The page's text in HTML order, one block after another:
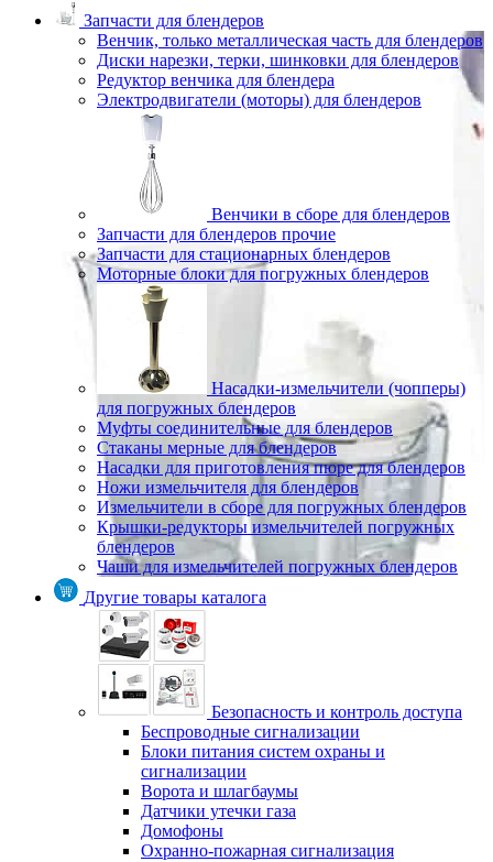
Запчасти для блендеров
Венчик, только металлическая часть для блендеров
Диски нарезки, терки, шинковки для блендеров
Редуктор венчика для блендера
Электродвигатели (моторы) для блендеров
Венчики в сборе для блендеров
Запчасти для блендеров прочие
Запчасти для стационарных блендеров
Моторные блоки для погружных блендеров
Насадки-измельчители (чопперы)
для погружных блендеров
Муфты соединительные для блендеров
Стаканы мерные для блендеров
Насадки для приготовления пюре для блендеров
Ножи измельчителя для блендеров
Измельчители в сборе для погружных блендеров
Крышки-редукторы измельчителей погружных
блендеров
Чаши для измельчителей погружных блендеров
Другие товары каталога
Безопасность и контроль доступа
Беспроводные сигнализации
Блоки питания систем охраны и
сигнализации
Ворота и шлагбаумы
Датчики утечки газа
Домофоны
Охранно-пожарная сигнализация